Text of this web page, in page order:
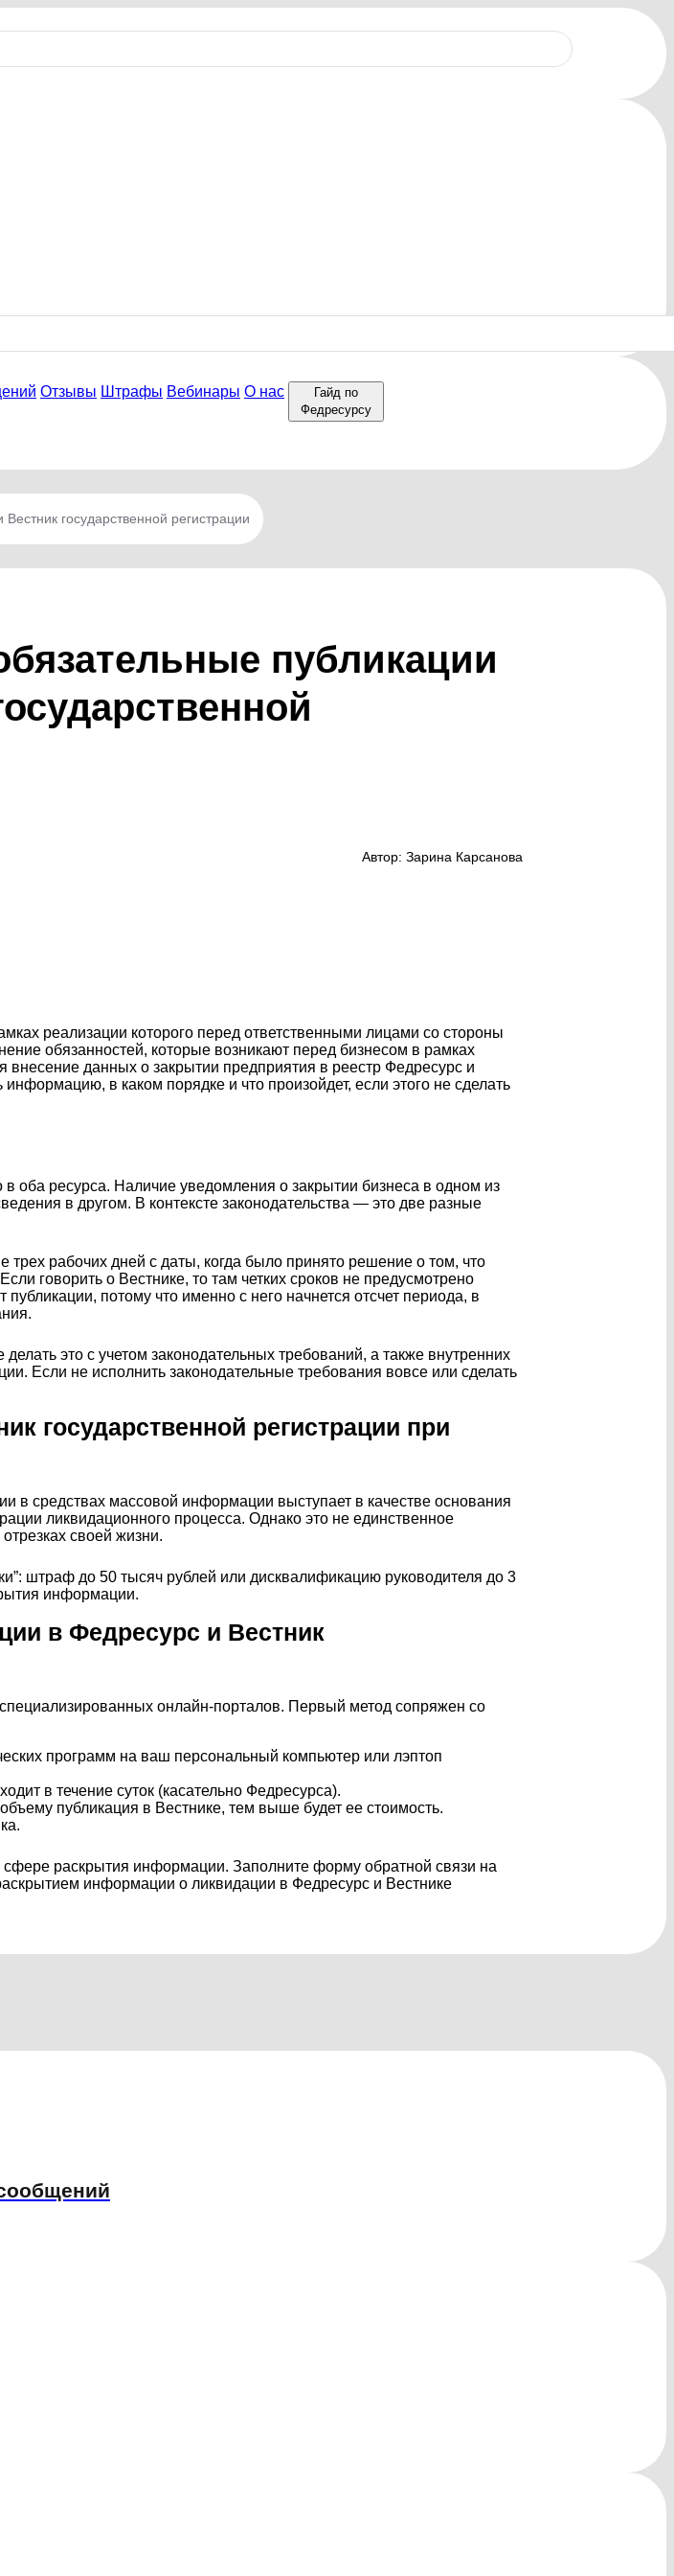
Отзывы Штрафы Вебинары О нас
Гайд по
Федресурсу
государственной регистрации
публикации
Автор: Зарина Карсанова
реализации которого перед ответственными лицами со стороны
обязанностей, которые возникают перед бизнесом в рамках
внесение данных о закрытии предприятия в реестр Федресурс и
информацию, в каком порядке и что произойдет, если этого не сделать
ресурса. Наличие уведомления о закрытии бизнеса в одном из
в другом. В контексте законодательства — это две разные
рабочих дней с даты, когда было принято решение о том, что
говорить о Вестнике, то там четких сроков не предусмотрено
потому что именно с него начнется отсчет периода, в
это с учетом законодательных требований, а также внутренних
Если не исполнить законодательные требования вовсе или сделать
государственной регистрации при
в средствах массовой информации выступает в качестве основания
ликвидационного процесса. Однако это не единственное
своей жизни.
штраф до 50 тысяч рублей или дисквалификацию руководителя до 3
информации.
в Федресурс и Вестник
онлайн-порталов. Первый метод сопряжен со
программ на ваш персональный компьютер или лэптоп
в течение суток (касательно Федресурса).
публикация в Вестнике, тем выше будет ее стоимость.
сфере раскрытия информации. Заполните форму обратной связи на
информации о ликвидации в Федресурс и Вестнике